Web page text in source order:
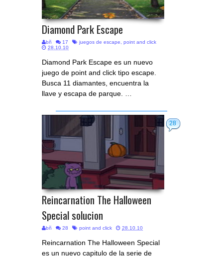
Diamond Park Escape
bñ 17 juegos de escape, point and click
28.10.10
Diamond Park Escape es un nuevo
juego de point and click tipo escape.
Busca 11 diamantes, encuentra la
llave y escapa de parque. …
28
Reincarnation The Halloween
Special solucion
bñ 28 point and click 28.10.10
Reincarnation The Halloween Special
es un nuevo capitulo de la serie de